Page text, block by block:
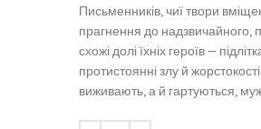
Письменників, чиї твори
прагнення до надзвичайного,
схожі долі їхніх героїв —
протистоянні злу й
виживають, а й гартуються,